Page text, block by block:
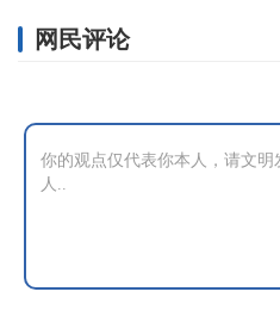
网民评论